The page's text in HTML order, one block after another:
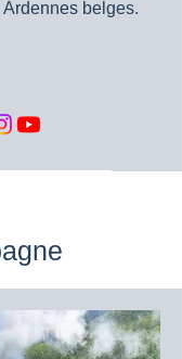
belges.